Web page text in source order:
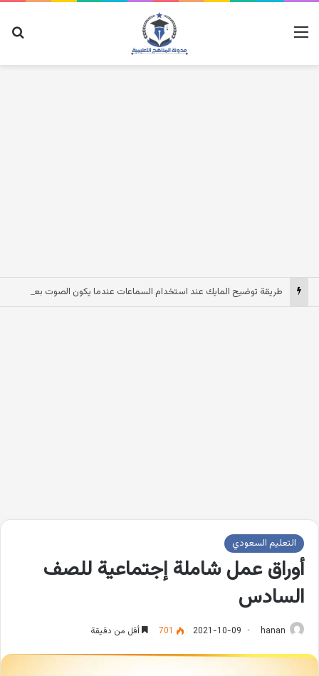
القائمة
طريقة توضيح المايك عند استخدام السماعات عندما يكون الصوت بعيد وقت المكالمات
التعليم السعودي
أوراق عمل شاملة إجتماعية للصف
السادس
hanan
2021-10-09
701 أقل من دقيقة